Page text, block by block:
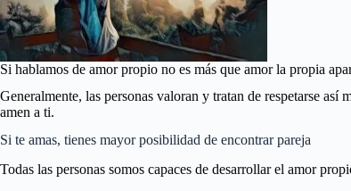
Si hablamos de amor propio no es más que amor la propia
Generalmente, las personas valoran y tratan de respetarse así
amen a ti.
Si te amas, tienes mayor posibilidad de encontrar pareja
Todas las personas somos capaces de desarrollar el amor